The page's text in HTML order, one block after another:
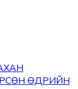
ӨДРИЙН